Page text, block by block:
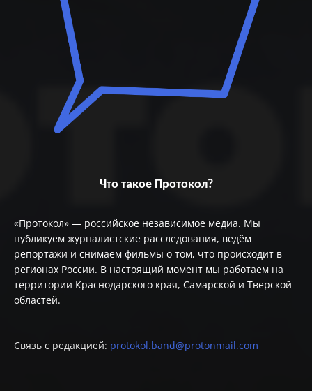
Что такое Протокол?
«Протокол» — российское независимое медиа. Мы
публикуем журналистские расследования, ведём
репортажи и снимаем фильмы о том, что происходит в
регионах России. В настоящий момент мы работаем на
территории Краснодарского края, Самарской и Тверской
областей.
Связь с редакцией: protokol.band@protonmail.com